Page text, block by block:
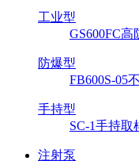
工业型
GS600FC
防爆型
FB600S-05
手持型
SC-1手持取
注射泵